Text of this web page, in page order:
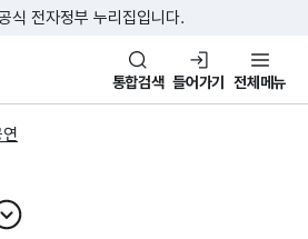
본문 바로가기
주메뉴 바로가기
식 전자정부 누리집입니다.
나라, 함께 행복
통합검색 들어가기 전체메뉴